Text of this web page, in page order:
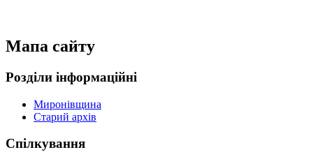
Мапа сайту
Розділи інформаційні
Миронівщина
Старий архів
Спілкування